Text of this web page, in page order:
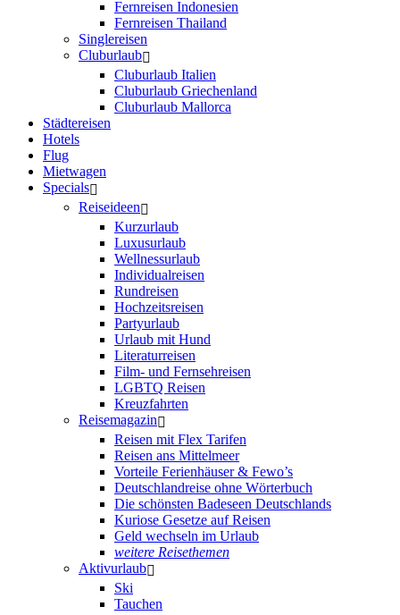
Fernreisen Indonesien
Fernreisen Thailand
Singlereisen
Cluburlaub
Cluburlaub Italien
Cluburlaub Griechenland
Cluburlaub Mallorca
Städtereisen
Hotels
Flug
Mietwagen
Specials
Reiseideen
Kurzurlaub
Luxusurlaub
Wellnessurlaub
Individualreisen
Rundreisen
Hochzeitsreisen
Partyurlaub
Urlaub mit Hund
Literaturreisen
Film- und Fernsehreisen
LGBTQ Reisen
Kreuzfahrten
Reisemagazin
Reisen mit Flex Tarifen
Reisen ans Mittelmeer
Vorteile Ferienhäuser & Fewo’s
Deutschlandreise ohne Wörterbuch
Die schönsten Badeseen Deutschlands
Kuriose Gesetze auf Reisen
Geld wechseln im Urlaub
weitere Reisethemen
Aktivurlaub
Ski
Tauchen